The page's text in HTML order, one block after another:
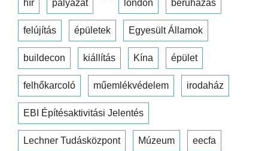
hír pályázat london beruházás
felújítás épületek Egyesült Államok
buildecon kiállítás Kína épület
felhőkarcoló műemlékvédelem irodaház
EBI Építésaktivitási Jelentés
Lechner Tudásközpont Múzeum eecfa